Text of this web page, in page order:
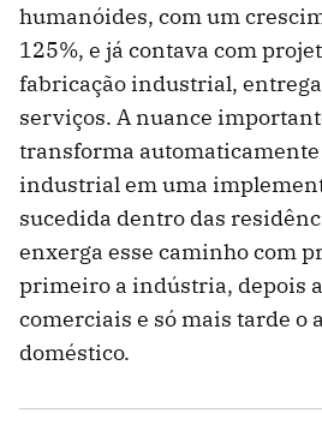
humanóides, com um
125%, e já contava com
fabricação industrial,
serviços. A nuance
transforma
industrial em uma
sucedida dentro das
enxerga esse caminho com
primeiro a indústria, depois
comerciais e só mais tarde o
doméstico.